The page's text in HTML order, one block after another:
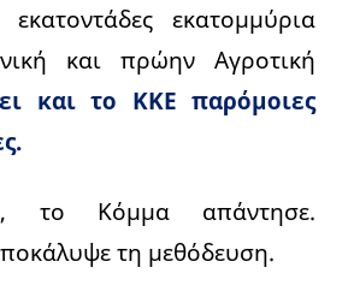
εκατομμύρια
και πρώην Αγροτική
και το ΚΚΕ παρόμοιες
το Κόμμα απάντησε.
τη μεθόδευση.